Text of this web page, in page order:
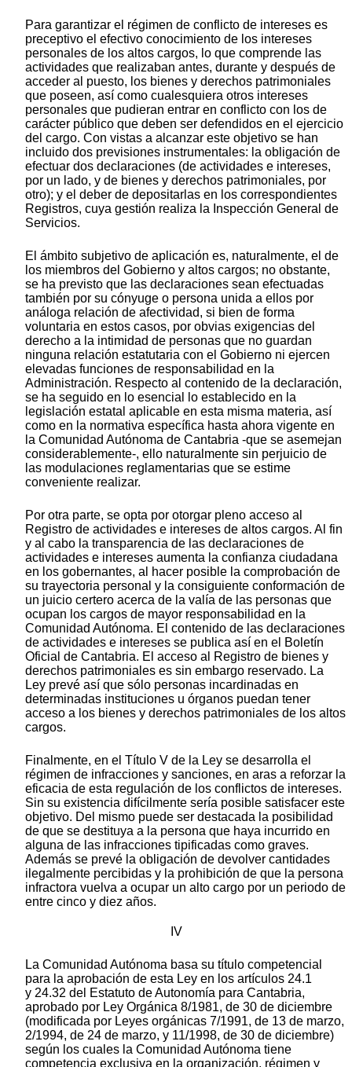
Para garantizar el régimen de conflicto de intereses es
preceptivo el efectivo conocimiento de los intereses
personales de los altos cargos, lo que comprende las
actividades que realizaban antes, durante y después de
acceder al puesto, los bienes y derechos patrimoniales
que poseen, así como cualesquiera otros intereses
personales que pudieran entrar en conflicto con los de
carácter público que deben ser defendidos en el ejercicio
del cargo. Con vistas a alcanzar este objetivo se han
incluido dos previsiones instrumentales: la obligación de
efectuar dos declaraciones (de actividades e intereses,
por un lado, y de bienes y derechos patrimoniales, por
otro); y el deber de depositarlas en los correspondientes
Registros, cuya gestión realiza la Inspección General de
Servicios.
El ámbito subjetivo de aplicación es, naturalmente, el de
los miembros del Gobierno y altos cargos; no obstante,
se ha previsto que las declaraciones sean efectuadas
también por su cónyuge o persona unida a ellos por
análoga relación de afectividad, si bien de forma
voluntaria en estos casos, por obvias exigencias del
derecho a la intimidad de personas que no guardan
ninguna relación estatutaria con el Gobierno ni ejercen
elevadas funciones de responsabilidad en la
Administración. Respecto al contenido de la declaración,
se ha seguido en lo esencial lo establecido en la
legislación estatal aplicable en esta misma materia, así
como en la normativa específica hasta ahora vigente en
la Comunidad Autónoma de Cantabria -que se asemejan
considerablemente-, ello naturalmente sin perjuicio de
las modulaciones reglamentarias que se estime
conveniente realizar.
Por otra parte, se opta por otorgar pleno acceso al
Registro de actividades e intereses de altos cargos. Al fin
y al cabo la transparencia de las declaraciones de
actividades e intereses aumenta la confianza ciudadana
en los gobernantes, al hacer posible la comprobación de
su trayectoria personal y la consiguiente conformación de
un juicio certero acerca de la valía de las personas que
ocupan los cargos de mayor responsabilidad en la
Comunidad Autónoma. El contenido de las declaraciones
de actividades e intereses se publica así en el Boletín
Oficial de Cantabria. El acceso al Registro de bienes y
derechos patrimoniales es sin embargo reservado. La
Ley prevé así que sólo personas incardinadas en
determinadas instituciones u órganos puedan tener
acceso a los bienes y derechos patrimoniales de los altos
cargos.
Finalmente, en el Título V de la Ley se desarrolla el
régimen de infracciones y sanciones, en aras a reforzar la
eficacia de esta regulación de los conflictos de intereses.
Sin su existencia difícilmente sería posible satisfacer este
objetivo. Del mismo puede ser destacada la posibilidad
de que se destituya a la persona que haya incurrido en
alguna de las infracciones tipificadas como graves.
Además se prevé la obligación de devolver cantidades
ilegalmente percibidas y la prohibición de que la persona
infractora vuelva a ocupar un alto cargo por un periodo de
entre cinco y diez años.
IV
La Comunidad Autónoma basa su título competencial
para la aprobación de esta Ley en los artículos 24.1
y 24.32 del Estatuto de Autonomía para Cantabria,
aprobado por Ley Orgánica 8/1981, de 30 de diciembre
(modificada por Leyes orgánicas 7/1991, de 13 de marzo,
2/1994, de 24 de marzo, y 11/1998, de 30 de diciembre)
según los cuales la Comunidad Autónoma tiene
competencia exclusiva en la organización, régimen y